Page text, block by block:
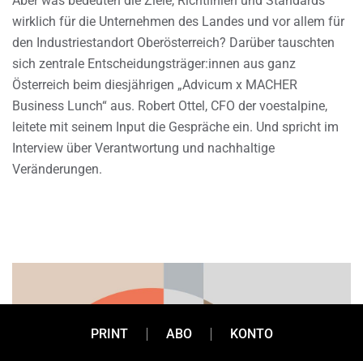
wirklich für die Unternehmen des Landes und vor allem für
den Industriestandort Oberösterreich? Darüber tauschten
sich zentrale Entscheidungsträger:innen aus ganz
Österreich beim diesjährigen „Advicum x MACHER
Business Lunch“ aus. Robert Ottel, CFO der voestalpine,
leitete mit seinem Input die Gespräche ein. Und spricht im
Interview über Verantwortung und nachhaltige
Veränderungen.
PRINT ABO KONTO